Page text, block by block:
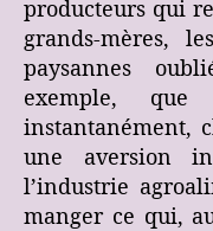
producteurs qui
grands-mères,
paysannes
exemple,
instantanément,
une aversion
l’industrie
manger ce qui,